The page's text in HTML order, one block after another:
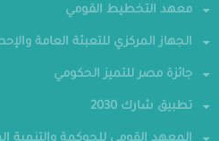
معهد التخطيط القومي
الجهاز المركزي للتعبئة العامة
جائزة مصر للتميز الحكومي